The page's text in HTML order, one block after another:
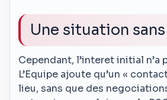
Une situation
Cependant, l’interet initial n’a
L’Equipe ajoute qu’un «
lieu, sans que des